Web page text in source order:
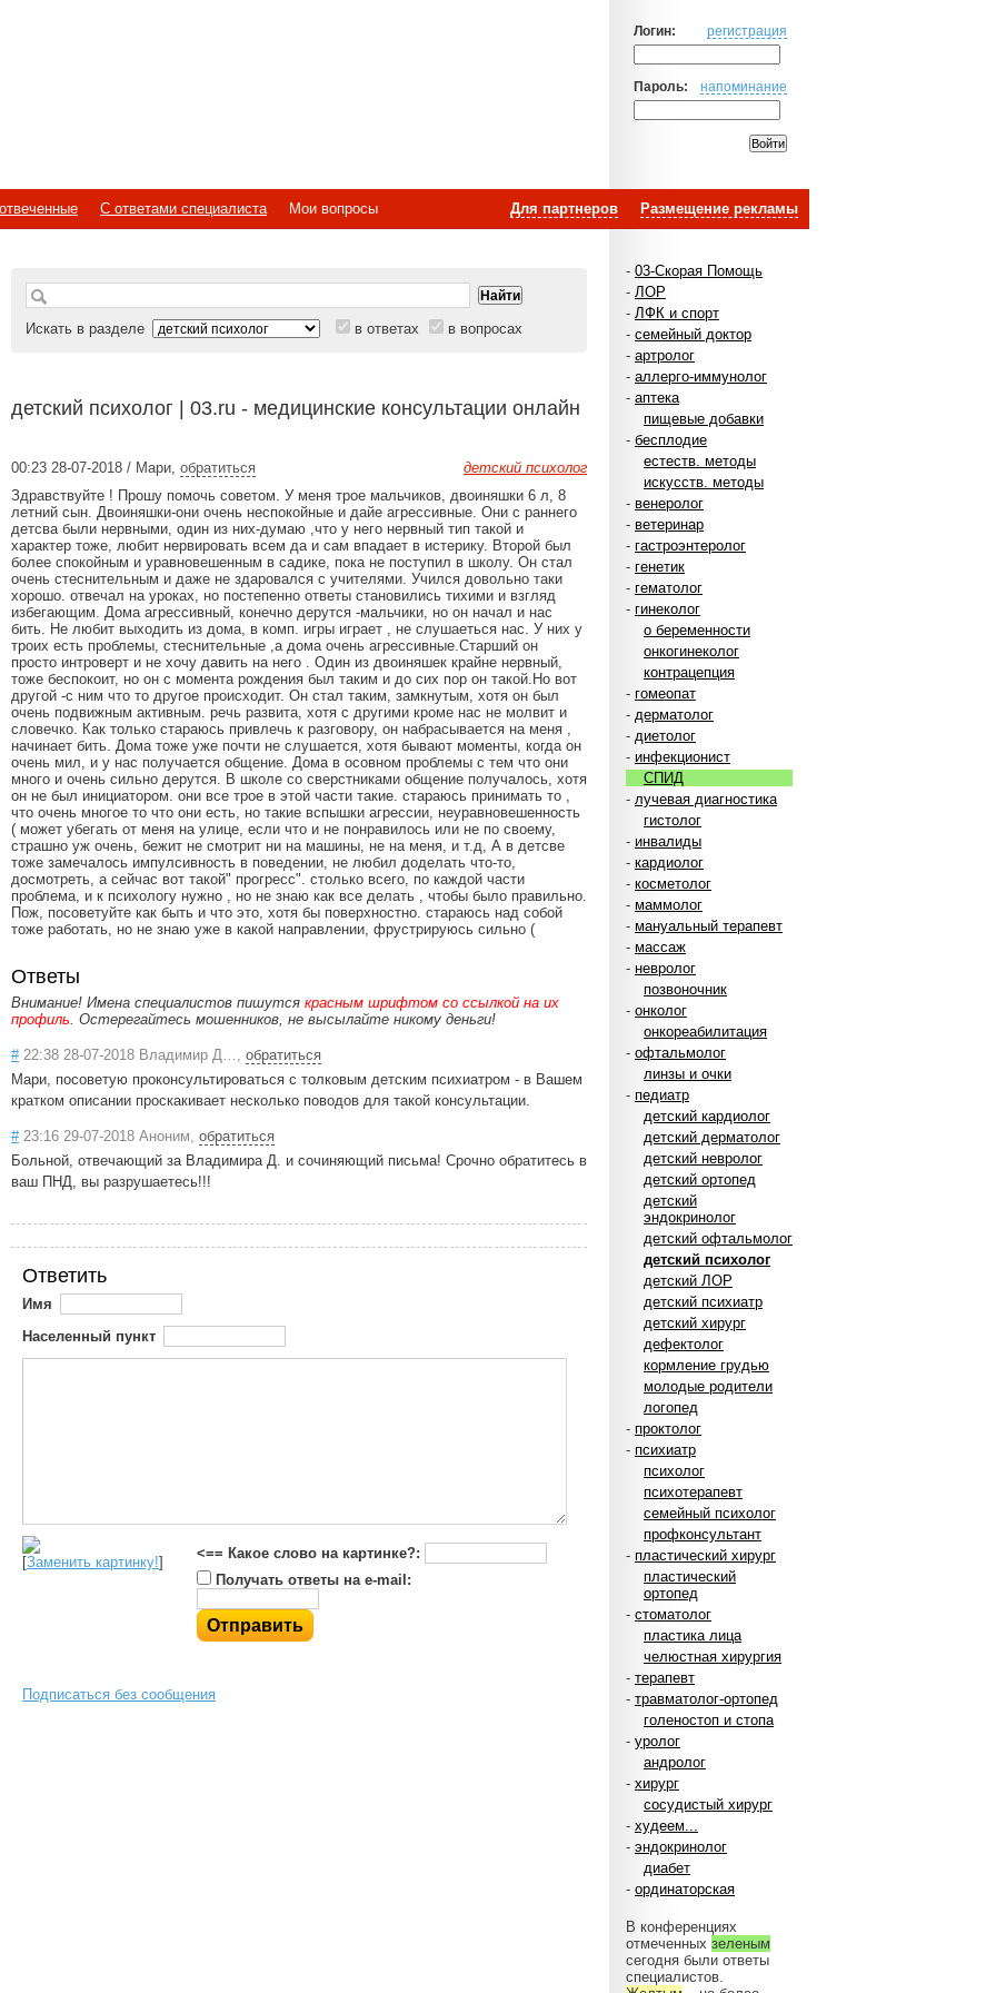
Логин: регистрация
Пароль: напоминание
Размещение рекламы
Для партнеров
С ответами специалиста
Мои вопросы
- 03-Скорая Помощь
- ЛОР
- ЛФК и спорт
- семейный доктор
- артролог
- аллерго-иммунолог
- аптека
пищевые добавки
- бесплодие
естеств. методы
искусств. методы
- венеролог
- ветеринар
- гастроэнтеролог
- генетик
- гематолог
- гинеколог
о беременности
онкогинеколог
контрацепция
- гомеопат
- дерматолог
- диетолог
- инфекционист
СПИД
- лучевая диагностика
гистолог
- инвалиды
- кардиолог
- косметолог
- маммолог
- мануальный терапевт
- массаж
- невролог
позвоночник
- онколог
онкореабилитация
- офтальмолог
линзы и очки
- педиатр
детский кардиолог
детский дерматолог
детский невролог
детский ортопед
детский
эндокринолог
детский офтальмолог
детский психолог
детский ЛОР
детский психиатр
детский хирург
дефектолог
кормление грудью
молодые родители
логопед
- проктолог
- психиатр
психолог
психотерапевт
семейный психолог
профконсультант
- пластический хирург
пластический
ортопед
- стоматолог
пластика лица
челюстная хирургия
- терапевт
- травматолог-ортопед
голеностоп и стопа
- уролог
андролог
- хирург
сосудистый хирург
- худеем...
- эндокринолог
диабет
- ординаторская
В конференциях
отмеченных зеленым
сегодня были ответы
специалистов.
Искать в разделе в ответах в вопросах
детский психолог | 03.ru - медицинские консультации онлайн
детский психолог
00:23 28-07-2018 / Мари, обратиться
Здравствуйте ! Прошу помочь советом. У меня трое мальчиков, двоиняшки 6 л, 8
летний сын. Двоиняшки-они очень неспокойные и дайе агрессивные. Они с раннего
детсва были нервными, один из них-думаю ,что у него нервный тип такой и
характер тоже, любит нервировать всем да и сам впадает в истерику. Второй был
более спокойным и уравновешенным в садике, пока не поступил в школу. Он стал
очень стеснительным и даже не здаровался с учителями. Учился довольно таки
хорошо. отвечал на уроках, но постепенно ответы становились тихими и взгляд
избегающим. Дома агрессивный, конечно дерутся -мальчики, но он начал и нас
бить. Не любит выходить из дома, в комп. игры играет , не слушаеться нас. У них у
троих есть проблемы, стеснительные ,а дома очень агрессивные.Старший он
просто интроверт и не хочу давить на него . Один из двоиняшек крайне нервный,
тоже беспокоит, но он с момента рождения был таким и до сих пор он такой.Но вот
другой -с ним что то другое происходит. Он стал таким, замкнутым, хотя он был
очень подвижным активным. речь развита, хотя с другими кроме нас не молвит и
словечко. Как только стараюсь привлечь к разговору, он набрасывается на меня ,
начинает бить. Дома тоже уже почти не слушается, хотя бывают моменты, когда он
очень мил, и у нас получается общение. Дома в осовном проблемы с тем что они
много и очень сильно дерутся. В школе со сверстниками общение получалось, хотя
он не был инициатором. они все трое в этой части такие. стараюсь принимать то ,
что очень многое то что они есть, но такие вспышки агрессии, неуравновешенность
( может убегать от меня на улице, если что и не понравилось или не по своему,
страшно уж очень, бежит не смотрит ни на машины, не на меня, и т.д, А в детсве
тоже замечалось импулсивность в поведении, не любил доделать что-то,
досмотреть, а сейчас вот такой" прогресс". столько всего, по каждой части
проблема, и к психологу нужно , но не знаю как все делать , чтобы было правильно.
Пож, посоветуйте как быть и что это, хотя бы поверхностно. стараюсь над собой
тоже работать, но не знаю уже в какой направлении, фрустрируюсь сильно (
Ответы
Внимание! Имена специалистов пишутся красным шрифтом со ссылкой на их
профиль. Остерегайтесь мошенников, не высылайте никому деньги!
#22:38 28-07-2018 Владимир Д…, обратиться
Мари, посоветую проконсультироваться с толковым детским психиатром - в Вашем
кратком описании проскакивает несколько поводов для такой консультации.
#23:16 29-07-2018 Аноним, обратиться
Больной, отвечающий за Владимира Д. и сочиняющий письма! Срочно обратитесь в
ваш ПНД, вы разрушаетесь!!!
Ответить
Имя
Населенный пункт
[Заменить картинку!]
<== Какое слово на картинке?:
Получать ответы на e-mail:
Подписаться без сообщения